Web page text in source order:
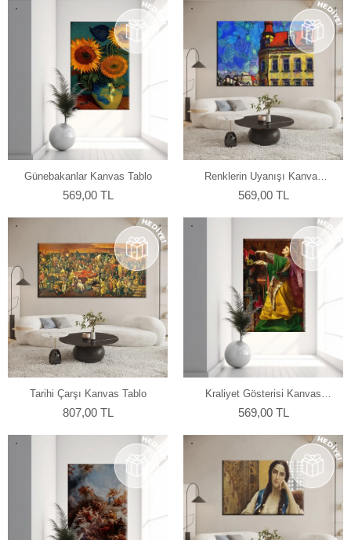
Günebakanlar Kanvas Tablo
569,00 TL
Renklerin Uyanışı Kanvas
Tablo
569,00 TL
Tarihi Çarşı Kanvas Tablo
807,00 TL
Kraliyet Gösterisi Kanvas
Tablo
569,00 TL